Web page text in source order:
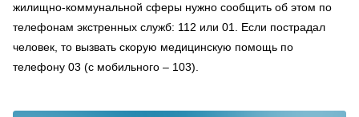
жилищно-коммунальной сферы нужно сообщить об этом по
телефонам экстренных служб: 112 или 01. Если пострадал
человек, то вызвать скорую медицинскую помощь по
телефону 03 (с мобильного – 103).